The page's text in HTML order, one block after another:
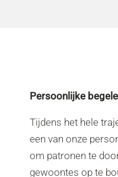
Persoonlijke
Tijdens het hele
een van onze
om patronen te
gewoontes op te